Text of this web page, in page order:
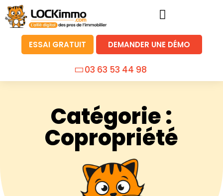
ESSAI GRATUIT DEMANDER UNE DÉMO
03 63 53 44 98
Catégorie :
Copropriété